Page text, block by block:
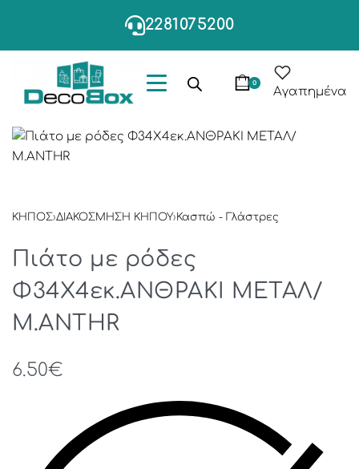
2281075200
0
Αγαπημένα
ΚΗΠΟΣ›ΔΙΑΚΟΣΜΗΣΗ ΚΗΠΟΥ› Κασπώ - Γλάστρες
Πιάτο με ρόδες
Φ34Χ4εκ.ΑΝΘΡΑΚΙ ΜΕΤΑΛ/
Μ.ANTHR
6.50€